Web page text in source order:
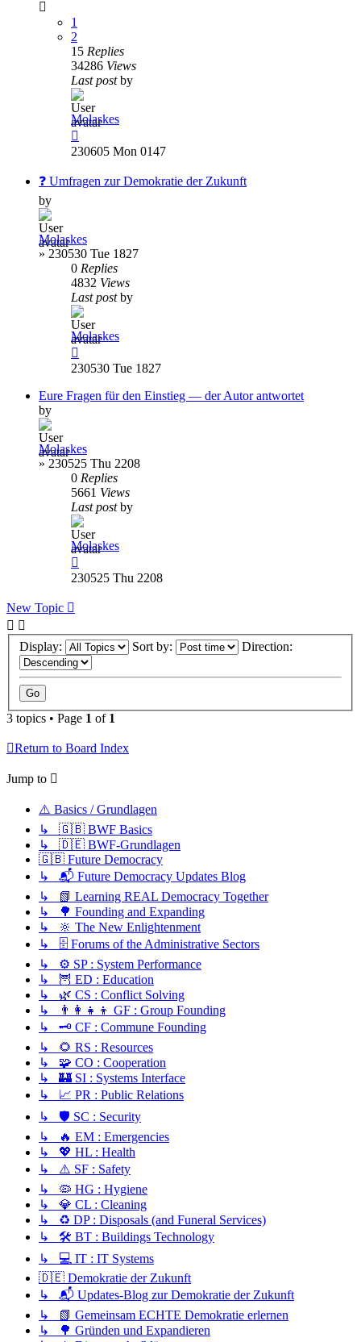
1
2
15 Replies
34286 Views
Last postby
Molaskes
230605 Mon 0147
❓ Umfragen zur Demokratie der Zukunft
by
Molaskes
» 230530 Tue 1827
0 Replies
4832 Views
Last postby
Molaskes
230530 Tue 1827
Eure Fragen für den Einstieg — der Autor antwortet
by
Molaskes
» 230525 Thu 2208
0 Replies
5661 Views
Last postby
Molaskes
230525 Thu 2208
New Topic
Display: Sort by: Direction:
3 topics • Page 1 of 1
Return to Board Index
Jump to
⚠️ Basics / Grundlagen
↳ 🇬🇧 BWF Basics
↳ 🇩🇪 BWF-Grundlagen
🇬🇧 Future Democracy
↳ 📬 Future Democracy Updates Blog
↳ 📗 Learning REAL Democracy Together
↳ 🌳 Founding and Expanding
↳ 🔆 The New Enlightenment
↳ 🗄️ Forums of the Administrative Sectors
↳ ⚙️ SP : System Performance
↳ 🦉 ED : Education
↳ 🌿 CS : Conflict Solving
↳ 👨‍👩‍👧‍👦 GF : Group Founding
↳ 🗝️ CF : Commune Founding
↳ 🌻 RS : Resources
↳ 🧩 CO : Cooperation
↳ 🏰 SI : Systems Interface
↳ 📈 PR : Public Relations
↳ 🛡️ SC : Security
↳ 🔥 EM : Emergencies
↳ 💖 HL : Health
↳ ⚠️ SF : Safety
↳ 🦠 HG : Hygiene
↳ 💎 CL : Cleaning
↳ ♻️ DP : Disposals (and Funeral Services)
↳ 🛠️ BT : Buildings Technology
↳ 💻 IT : IT Systems
🇩🇪 Demokratie der Zukunft
↳ 📬 Updates-Blog zur Demokratie der Zukunft
↳ 📗 Gemeinsam ECHTE Demokratie erlernen
↳ 🌳 Gründen und Expandieren